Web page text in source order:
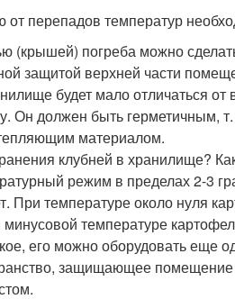
перепадов температур
(крышей) погреба можно
защитой верхней части
будет мало отличаться
Он должен быть герметичным,
материалом.
клубней в хранилище?
режим в пределах 2-3
При температуре около нуля
температуре
его можно оборудовать
защищающее